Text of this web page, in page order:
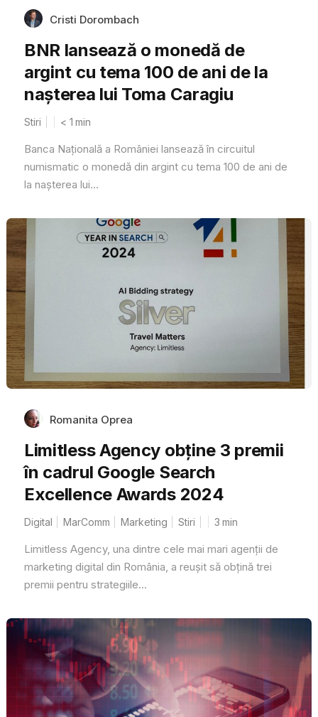
Cristi Dorombach
BNR lansează o monedă de
argint cu tema 100 de ani de la
nașterea lui Toma Caragiu
Stiri < 1 min
Banca Națională a României lansează în circuitul
numismatic o monedă din argint cu tema 100 de ani de
la nașterea lui...
Romanita Oprea
Limitless Agency obține 3 premii
în cadrul Google Search
Excellence Awards 2024
Digital MarComm Marketing Stiri 3 min
Limitless Agency, una dintre cele mai mari agenții de
marketing digital din România, a reușit să obțină trei
premii pentru strategiile...